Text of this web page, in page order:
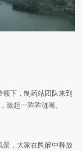
下，制药站团队来到
激起一阵阵涟漪。
景，大家在陶醉中释放